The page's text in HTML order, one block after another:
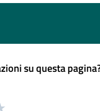
su questa